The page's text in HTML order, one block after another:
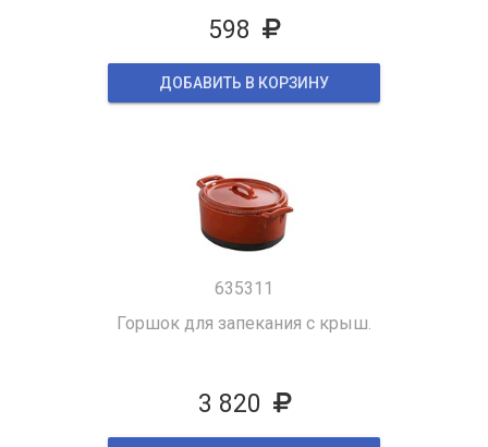
598
ДОБАВИТЬ В КОРЗИНУ
635311
Горшок для запекания с крыш.
3 820